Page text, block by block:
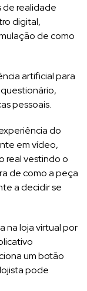
de realidade
digital,
de como
artificial para
pessoais.
do
em vídeo,
real vestindo o
de como a peça
a decidir se
na loja virtual por
um botão
pode